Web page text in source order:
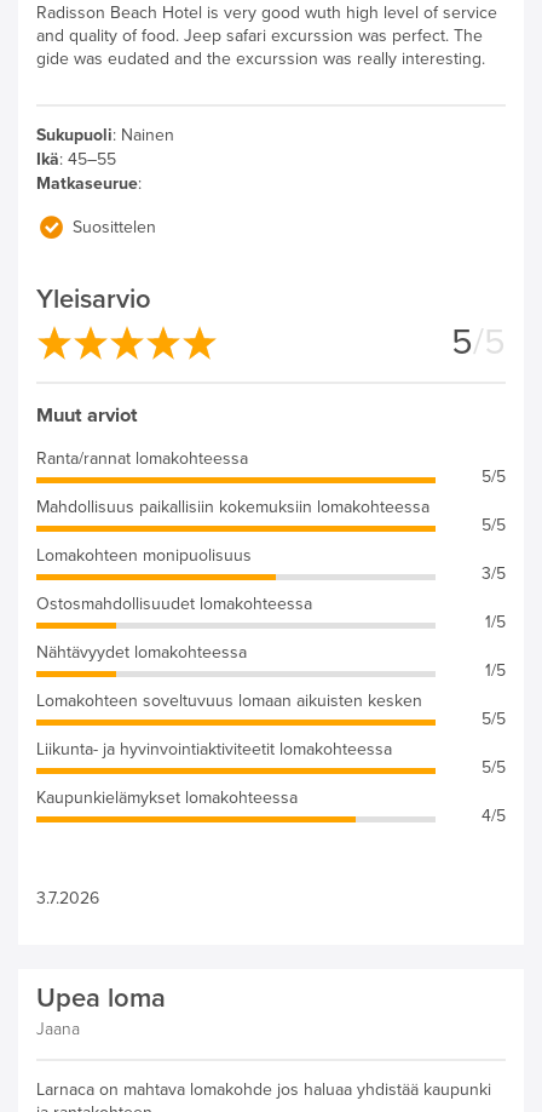
Radisson Beach Hotel is very good wuth high level of service
and quality of food. Jeep safari excurssion was perfect. The
gide was eudated and the excurssion was really interesting.
Sukupuoli: Nainen
Ikä: 45–55
Matkaseurue:
Suosittelen
Yleisarvio
5/5
Muut arviot
Ranta/rannat lomakohteessa
5/5
Mahdollisuus paikallisiin kokemuksiin lomakohteessa
5/5
Lomakohteen monipuolisuus
3/5
Ostosmahdollisuudet lomakohteessa
1/5
Nähtävyydet lomakohteessa
1/5
Lomakohteen soveltuvuus lomaan aikuisten kesken
5/5
Liikunta- ja hyvinvointiaktiviteetit lomakohteessa
5/5
Kaupunkielämykset lomakohteessa
4/5
3.7.2026
Upea loma
Jaana
Larnaca on mahtava lomakohde jos haluaa yhdistää kaupunki